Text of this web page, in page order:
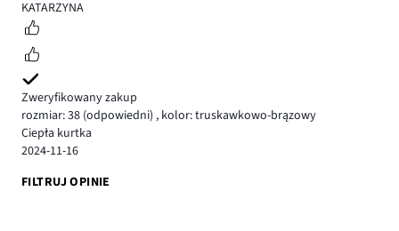
5
KATARZYNA
Zweryfikowany zakup
rozmiar: 38 (odpowiedni) , kolor: truskawkowo-brązowy
Ciepła kurtka
2024-11-16
FILTRUJ OPINIE